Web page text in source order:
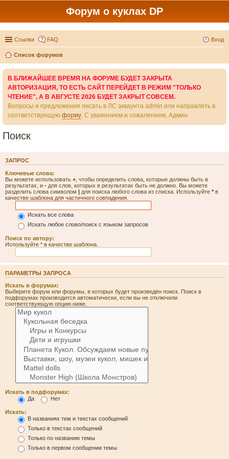
Форум о куклах DP
Ссылки FAQ Вход
Список форумов
В БЛИЖАЙШЕЕ ВРЕМЯ НА ФОРУМЕ БУДЕТ ЗАКРЫТА
АВТОРИЗАЦИЯ, ТО ЕСТЬ САЙТ ПЕРЕЙДЕТ В РЕЖИМ "ТОЛЬКО
ЧТЕНИЕ", А В АВГУСТЕ 2026 БУДЕТ ЗАКРЫТ СОВСЕМ.
Вопросы и предложения писать в ЛС аккаунта admin или направлять в
соответствующую форму. С уважением и сожалением, Админ.
Поиск
ЗАПРОС
Ключевые слова:
Вы можете использовать + , чтобы определить слова, которые должны быть в
результатах, и - для слов, которых в результатах быть не должно. Вы можете
разделить слова символом | для поиска любого слова из списка. Используйте *в
качестве шаблона для частичного совпадения.
Искать все слова
Искать любое слово/поиск с языком запросов
Поиск по автору:
Используйте * в качестве шаблона.
ПАРАМЕТРЫ ЗАПРОСА
Искать в форумах:
Выберите форум или форумы, в которых будет произведён поиск. Поиск в
подфорумах производится автоматически, если вы не отключили
соответствующую опцию ниже.
Искать в подфорумах:
Да
Нет
Искать:
В названиях тем и текстах сообщений
Только в текстах сообщений
Только по названию темы
Только в первом сообщении темы